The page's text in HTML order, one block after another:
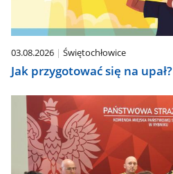
03.08.2026 Świętochłowice
Jak przygotować się na upał?